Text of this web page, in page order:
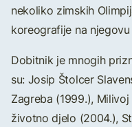
nekoliko zimskih
koreografije na
Dobitnik je mnogih
su: Josip Štolcer
Zagreba (1999.), Milivoj
životno djelo (2004.),